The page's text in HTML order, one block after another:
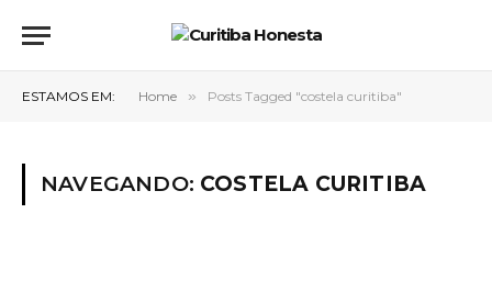
ESTAMOS EM: Home » Posts Tagged "costela curitiba"
NAVEGANDO: COSTELA CURITIBA